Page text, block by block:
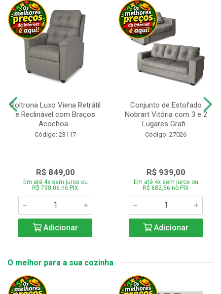
Poltrona Luxo Viena Retrátil
e Reclinável com Braços
Acochoa...
Código: 23117
R$ 849,00
Em até 4x sem juros ou
R$ 798,06 no PIX
Adicionar
Conjunto de Estofado
Nobrart Vitória com 3 e 2
Lugares Grafi...
Código: 27026
R$ 939,00
Em até 4x sem juros ou
R$ 882,66 no PIX
Adicionar
O melhor para a sua cozinha